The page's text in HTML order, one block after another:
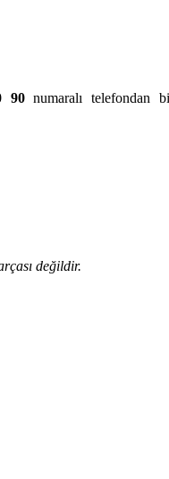
90numaralı telefondan
değildir.